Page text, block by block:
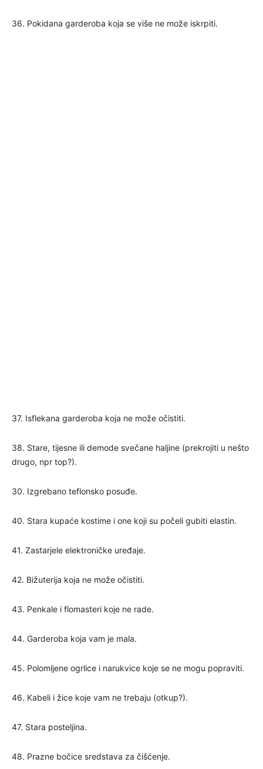
36. Pokidana garderoba koja se više ne može iskrpiti.
37. Isflekana garderoba koja ne može očistiti.
38. Stare, tijesne ili demode svečane haljine (prekrojiti u nešto
drugo, npr top?).
30. Izgrebano teflonsko posuđe.
40. Stara kupaće kostime i one koji su počeli gubiti elastin.
41. Zastarjele elektroničke uređaje.
42. Bižuterija koja ne može očistiti.
43. Penkale i flomasteri koje ne rade.
44. Garderoba koja vam je mala.
45. Polomljene ogrlice i narukvice koje se ne mogu popraviti.
46. ​​Kabeli i žice koje vam ne trebaju (otkup?).
47. Stara posteljina.
48. Prazne bočice sredstava za čišćenje.